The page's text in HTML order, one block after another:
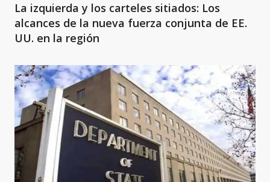
La izquierda y los carteles sitiados: Los
alcances de la nueva fuerza conjunta de EE.
UU. en la región